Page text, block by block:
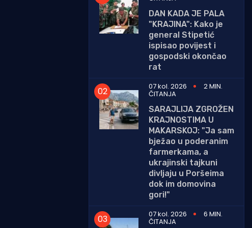
DAN KADA JE PALA
"KRAJINA": Kako je
general Stipetić
ispisao povijest i
gospodski okončao
rat
07 kol. 2026
2 MIN.
ČITANJA
SARAJLIJA ZGROŽEN
KRAJNOSTIMA U
MAKARSKOJ: "Ja sam
bježao u poderanim
farmerkama, a
ukrajinski tajkuni
divljaju u Poršeima
dok im domovina
gori!"
07 kol. 2026
6 MIN.
ČITANJA